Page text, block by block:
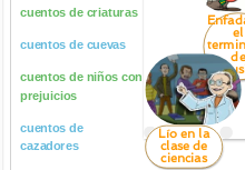
cuentos de criaturas
cuentos de cuevas
cuentos de niños con
prejuicios
cuentos de
cazadores
el
de
Lío en la
clase de
ciencias